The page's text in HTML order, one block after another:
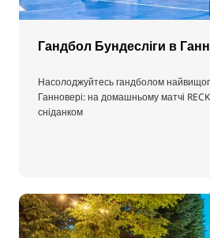
Гандбол Бундесліги в
Насолоджуйтесь гандболом
Ганновері: на домашньому матчі
сніданком